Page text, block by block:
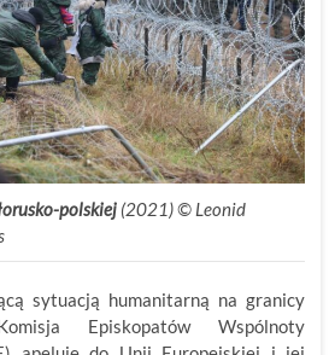
polskiej(2021) © Leonid
sytuacją humanitarną na granicy
Episkopatów Wspólnoty